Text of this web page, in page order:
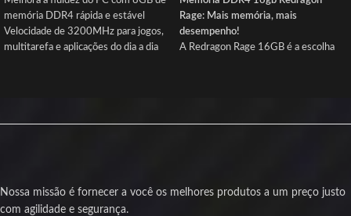
memória DDR4 rápida e estável
Velocidade de 3200MHz para jogos,
multitarefa e aplicações do dia a dia
organizados sem iluminação
Produto novo com nota fiscal e
garantia para sua segurança
Rage: Mais memória, mais
desempenho!
A Redragon Rage 16GB é a escolha
velocidade nos jogos, na criação de
cor preta dá um visual discreto e
Nossa missão é fornecer a você os melhores produtos a um preço justo
com agilidade e segurança.